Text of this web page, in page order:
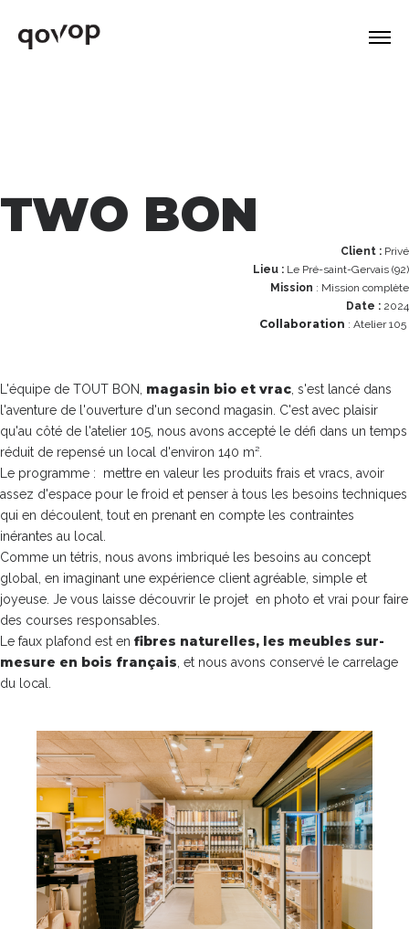
TWO BON
Client : Privé
Lieu : Le Pré-saint-Gervais (92)
Mission : Mission complète
Date : 2024
Collaboration : Atelier 105
L'équipe de TOUT BON, magasin bio et vrac , s'est lancé dans
l'aventure de l'ouverture d'un second magasin. C'est avec plaisir
qu'au côté de l'atelier 105, nous avons accepté le défi dans un temps
réduit de repensé un local d'environ 140 m².
Le programme : mettre en valeur les produits frais et vracs, avoir
assez d'espace pour le froid et penser à tous les besoins techniques
qui en découlent, tout en prenant en compte les contraintes
inérantes au local.
Comme un tétris, nous avons imbriqué les besoins au concept
global, en imaginant une expérience client agréable, simple et
joyeuse. Je vous laisse découvrir le projet en photo et vrai pour faire
des courses responsables.
Le faux plafond est en fibres naturelles, les meubles sur-
mesure en bois français , et nous avons conservé le carrelage
du local.